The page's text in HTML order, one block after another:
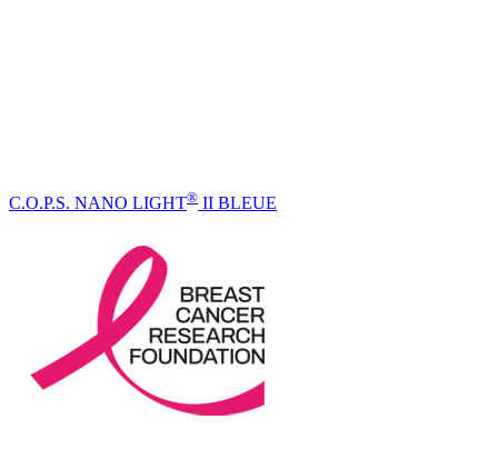
C.O.P.S. NANO LIGHT® II BLEUE